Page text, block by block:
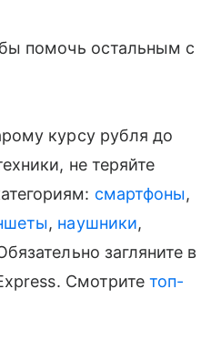
помочь остальным с
курсу рубля до
не теряйте
смартфоны,
, наушники,
загляните в
Смотритетоп-